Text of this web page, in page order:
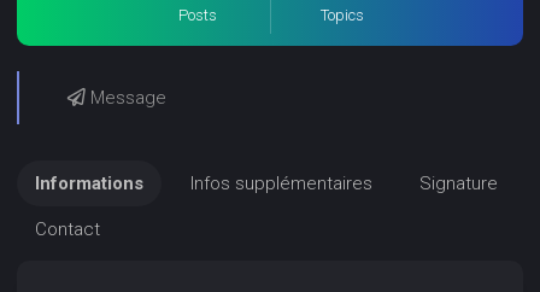
Posts Topics
Message
Informations Infos supplémentaires Signature
Contact